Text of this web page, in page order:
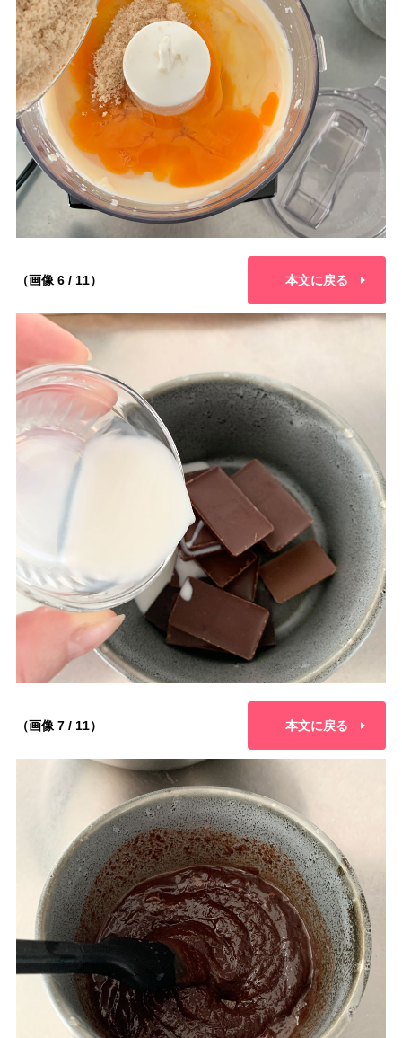
（画像 6 / 11） 本文に戻る
（画像 7 / 11） 本文に戻る